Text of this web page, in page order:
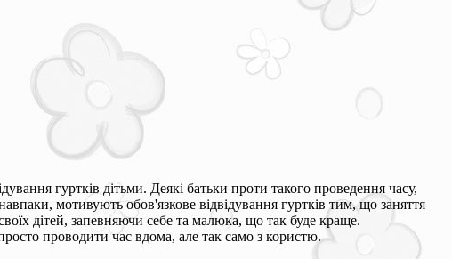
гуртків дітьми. Деякі батьки проти такого проведення часу,
мотивують обов'язкове відвідування гуртків тим, що заняття
дітей, запевняючи себе та малюка, що так буде краще.
проводити час вдома, але так само з користю.